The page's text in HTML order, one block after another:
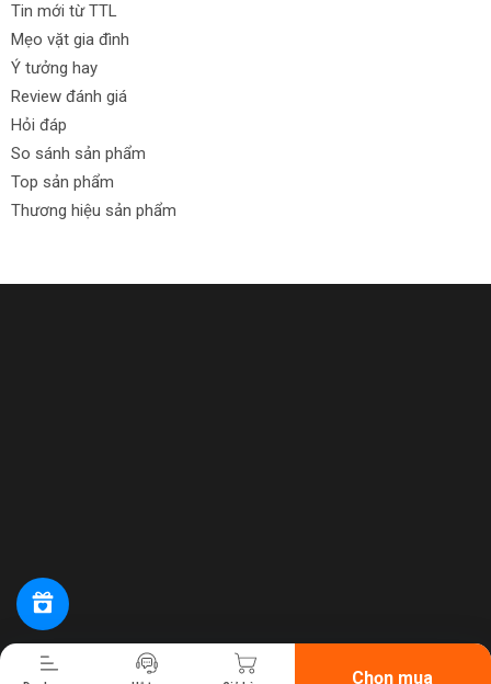
Chọn mua
Tin mới từ TTL
Mẹo vặt gia đình
Ý tưởng hay
Review đánh giá
Hỏi đáp
So sánh sản phẩm
Top sản phẩm
Thương hiệu sản phẩm
Tiến hành thanh toán